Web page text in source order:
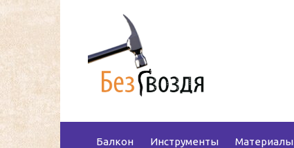
к
Балкон Инструменты Материалы